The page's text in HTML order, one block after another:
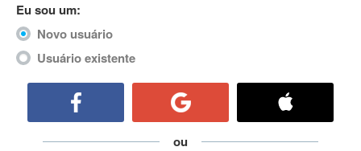
ActionScript
ActionScript 3
Active Directory
ActiveX Data Objects (ADO)
Eu sou um:
Novo usuário
Usuário existente
ou